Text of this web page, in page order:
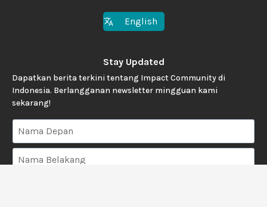
English
Stay Updated
Dapatkan berita terkini tentang Impact Community di
Indonesia. Berlangganan newsletter mingguan kami
sekarang!